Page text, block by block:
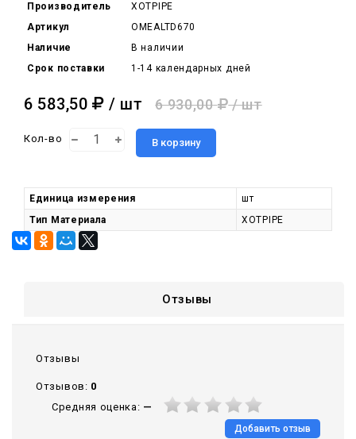
Производитель
XOTPIPE
Артикул
OMEALTD670
Наличие
В наличии
Срок поставки
1-14 календарных дней
6 583,50 / шт 6 930,00 / шт
Кол-во В корзину
Единица измерения
шт
Тип Материала
XOTPIPE
Отзывы
Отзывы
Отзывов: 0
Средняя оценка: —
Добавить отзыв